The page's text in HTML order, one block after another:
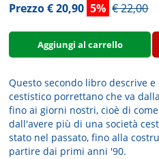
Prezzo € 20,90 5% € 22,00
Aggiungi al carrello
Questo secondo libro descrive
cestistico porrettano che va
fino ai giorni nostri, cioè di
dall'avere più di una società
stato nel passato, fino alla
partire dai primi anni '90.